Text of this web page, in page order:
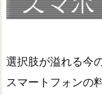
選択肢が溢れる今
スマートフォンの